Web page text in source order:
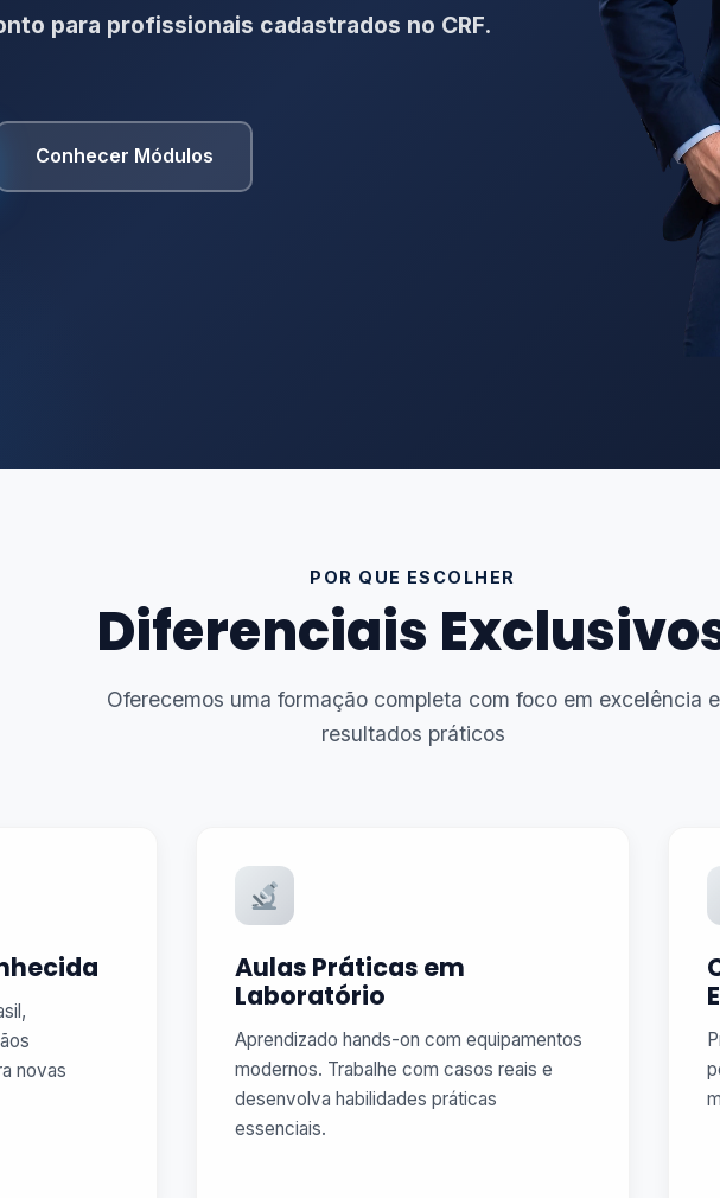
para profissionais cadastrados no CRF.
Conhecer Módulos
POR QUE ESCOLHER
Diferenciais
Oferecemos uma formação completa com foco em excelência e
resultados práticos
novas
Aulas Práticas em
Laboratório
Aprendizado hands-on com equipamentos
modernos. Trabalhe com casos reais e
desenvolva habilidades práticas
essenciais.